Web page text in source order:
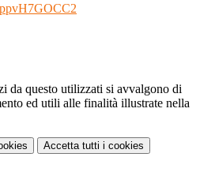
da questo utilizzati si avvalgono di
ed utili alle finalità illustrate nella
Accetta tutti i cookies